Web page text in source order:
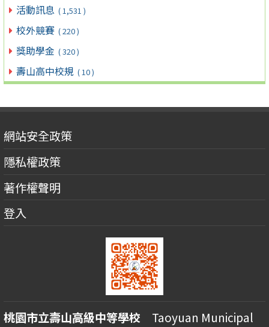
活動訊息 ( 1,531 )
校外競賽 ( 220 )
獎助學金 ( 320 )
壽山高中校規 ( 10 )
網站安全政策
隱私權政策
著作權聲明
登入
桃園市立壽山高級中等學校 Taoyuan Municipal